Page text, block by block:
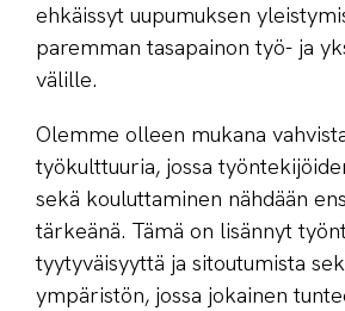
ehkäissyt uupumuksen
paremman tasapainon työ- ja
välille.
Olemme olleen mukana
työkulttuuria, jossa
sekä kouluttaminen nähdään
tärkeänä. Tämä on lisännyt
tyytyväisyyttä ja sitoutumista
ympäristön, jossa jokainen